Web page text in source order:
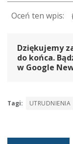
Dziękujemy
do końca.
w Google
Tagi: UTRUDNIENIA